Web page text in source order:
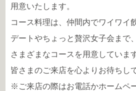
用意いたします。
コース料理は、仲間内でワイワイ
デートやちょっと贅沢女子会まで
さまざまなコースを用意していま
皆さまのご来店を心よりお待ちし
※ご来店の際はお電話かホームペ